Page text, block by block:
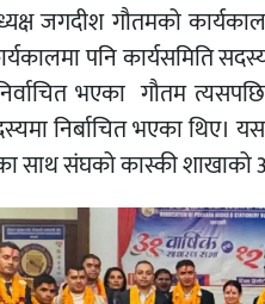
जगदीश गौतमको
पनि कार्यसमिति
भएका गौतम
निर्बाचित भएका
साथ संघको कास्की शाखाको